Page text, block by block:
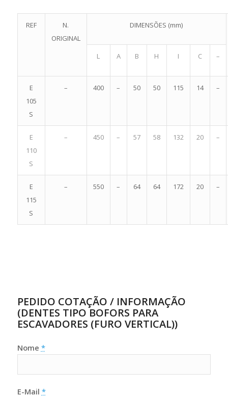
REF
N.
ORIGINAL
DIMENSÕES (mm)
L A B H I C –
E
105
S
– 400 – 50 50 115 14 –
E
110
S
– 450 – 57 58 132 20 –
E
115
S
– 550 – 64 64 172 20 –
PEDIDO COTAÇÃO / INFORMAÇÃO
(DENTES TIPO BOFORS PARA
ESCAVADORES (FURO VERTICAL))
Nome *
E-Mail *